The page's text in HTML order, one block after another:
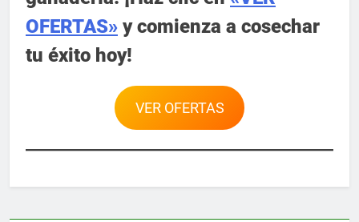
OFERTAS» y comienza a cosechar
tu éxito hoy!
VER OFERTAS